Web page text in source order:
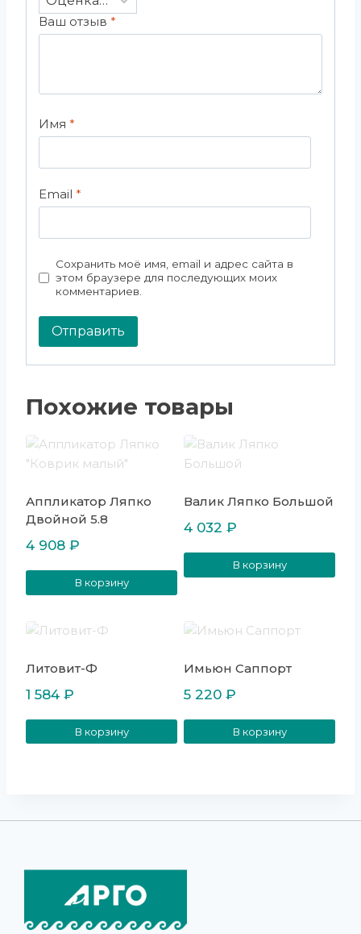
Ваш отзыв *
Имя *
Email *
Сохранить моё имя, email и адрес сайта в
этом браузере для последующих моих
комментариев.
Похожие товары
Аппликатор Ляпко
Двойной 5.8
4 908 ₽
В корзину
Валик Ляпко Большой
4 032 ₽
В корзину
Литовит-Ф
1 584 ₽
В корзину
Имьюн Саппорт
5 220 ₽
В корзину